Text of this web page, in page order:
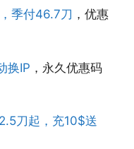
季付46.7刀 ，优惠
换IP ，永久优惠码
刀起，充10$送